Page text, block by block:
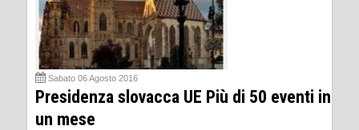
Sabato 06 Agosto 2016
Presidenza slovacca UE Più di 50 eventi in
un mese